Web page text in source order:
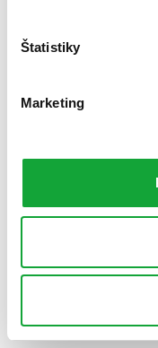
Štatistiky
Marketing